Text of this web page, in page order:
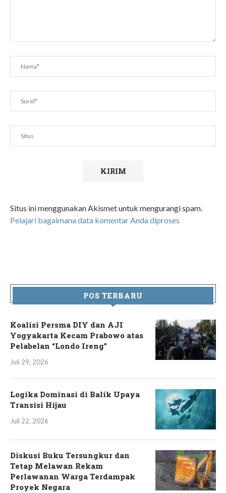
Situs ini menggunakan Akismet untuk mengurangi spam.
Pelajari bagaimana data komentar Anda diproses
POS TERBARU
Koalisi Persma DIY dan AJI
Yogyakarta Kecam Prabowo atas
Pelabelan “Londo Ireng”
Juli 29, 2026
Logika Dominasi di Balik Upaya
Transisi Hijau
Juli 22, 2026
Diskusi Buku Tersungkur dan
Tetap Melawan Rekam
Perlawanan Warga Terdampak
Proyek Negara